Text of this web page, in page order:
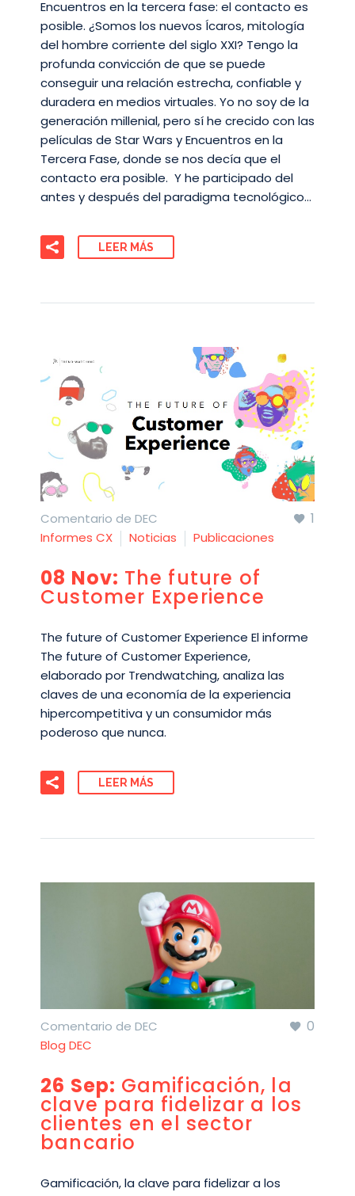
Encuentros en la tercera fase: el contacto es
posible. ¿Somos los nuevos Ícaros, mitología
del hombre corriente del siglo XXI? Tengo la
profunda convicción de que se puede
conseguir una relación estrecha, confiable y
duradera en medios virtuales. Yo no soy de la
generación millenial, pero sí he crecido con las
películas de Star Wars y Encuentros en la
Tercera Fase, donde se nos decía que el
contacto era posible. Y he participado del
antes y después del paradigma tecnológico…
LEER MÁS
1
Comentario de DEC
Informes CX
Noticias Publicaciones
08 Nov: The future of
Customer Experience
The future of Customer Experience El informe
The future of Customer Experience,
elaborado por Trendwatching, analiza las
claves de una economía de la experiencia
hipercompetitiva y un consumidor más
poderoso que nunca.
LEER MÁS
0
Comentario de DEC
Blog DEC
26 Sep: Gamificación, la
clave para fidelizar a los
clientes en el sector
bancario
Gamificación, la clave para fidelizar a los